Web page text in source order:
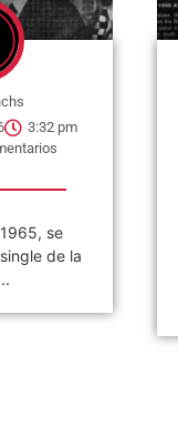
3:29 pm
The
último